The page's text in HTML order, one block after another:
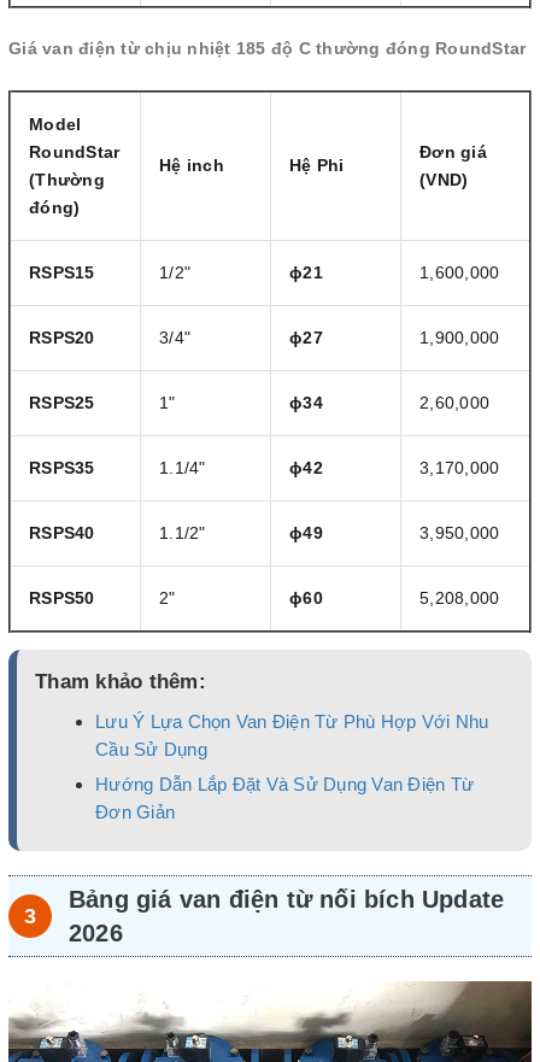
Giá van điện từ chịu nhiệt 185 độ C thường đóng RoundStar
Model
RoundStar
(Thường
đóng)
Hệ inch Hệ Phi
Đơn giá
(VND)
RSPS15 1/2" ɸ21 1,600,000
RSPS20 3/4" ɸ27 1,900,000
RSPS25 1" ɸ34 2,60,000
RSPS35 1.1/4" ɸ42 3,170,000
RSPS40 1.1/2" ɸ49 3,950,000
RSPS50 2" ɸ60 5,208,000
Tham khảo thêm:
Lưu Ý Lựa Chọn Van Điện Từ Phù Hợp Với Nhu
Cầu Sử Dụng
Hướng Dẫn Lắp Đặt Và Sử Dụng Van Điện Từ
Đơn Giản
Bảng giá van điện từ nối bích Update
2026